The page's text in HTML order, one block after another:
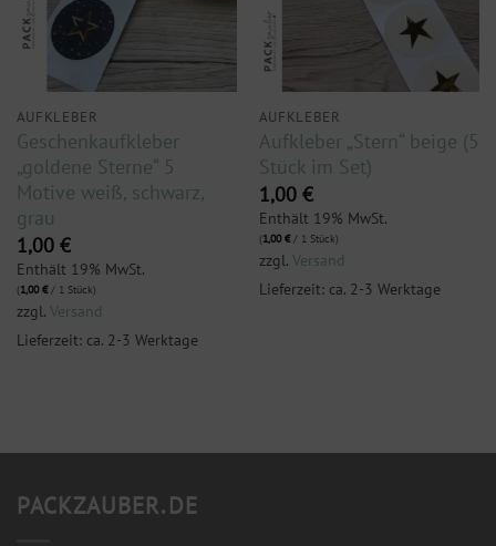
AUFKLEBER
Geschenkaufkleber
„goldene Sterne“ 5
Motive weiß, schwarz,
grau
1,00 €
Enthält 19% MwSt.
(1,00€/ 1 Stück)
zzgl. Versand
Lieferzeit: ca. 2-3 Werktage
AUFKLEBER
Aufkleber „Stern“ beige (5
Stück im Set)
1,00 €
Enthält 19% MwSt.
(1,00€/ 1 Stück)
zzgl. Versand
Lieferzeit: ca. 2-3 Werktage
PACKZAUBER.DE